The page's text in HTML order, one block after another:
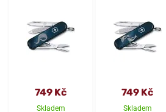
749 Kč
Skladem
749 Kč
Skladem